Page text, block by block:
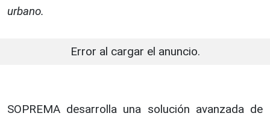
urbano.
Error al cargar el anuncio.
SOPREMA desarrolla una solución avanzada de